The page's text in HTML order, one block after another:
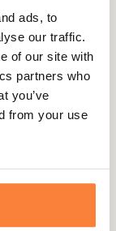
ads, to
our traffic.
of our site with
partners who
you’ve
from your use
est doté de
fermeture à
ont été
le gilet
solide et
fermeture à